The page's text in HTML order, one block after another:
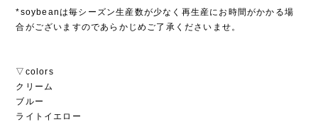
*soybeanは毎シーズン生産数が少なく再生産にお時間がかかる場
合がございますのであらかじめご了承くださいませ。
▽colors
クリーム
ブルー
ライトイエロー